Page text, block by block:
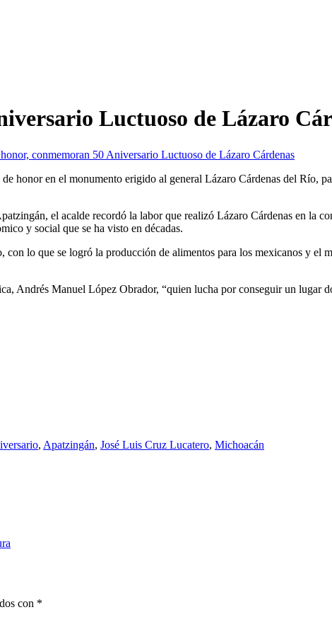
Luctuoso de Lázaro
conmemoran 50 Aniversario Luctuoso de Lázaro Cárdenas
honor en el monumento erigido al general Lázaro Cárdenas del Río,
el acalde recordó la labor que realizó Lázaro Cárdenas en la
y social que se ha visto en décadas.
lo que se logró la producción de alimentos para los mexicanos y el
Andrés Manuel López Obrador, “quien lucha por conseguir un lugar
, Apatzingán, José Luis Cruz Lucatero, Michoacán
con *